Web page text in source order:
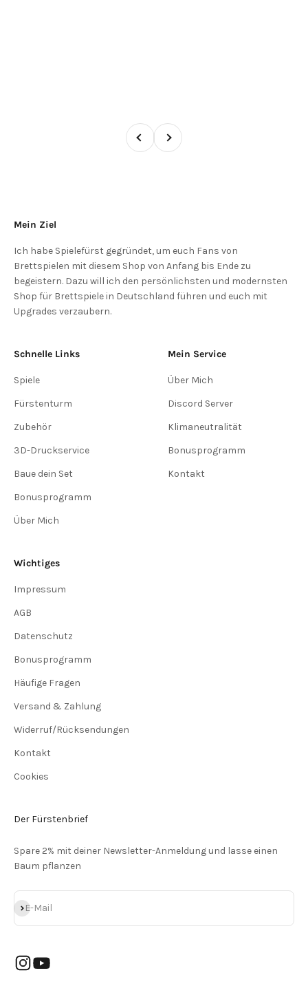
ZurückVor
Mein Ziel
Ich habe Spielefürst gegründet, um euch Fans von
Brettspielen mit diesem Shop von Anfang bis Ende zu
begeistern. Dazu will ich den persönlichsten und modernsten
Shop für Brettspiele in Deutschland führen und euch mit
Upgrades verzaubern.
Schnelle Links
Spiele
Fürstenturm
Zubehör
3D-Druckservice
Baue dein Set
Bonusprogramm
Über Mich
Mein Service
Über Mich
Discord Server
Klimaneutralität
Bonusprogramm
Kontakt
Wichtiges
Impressum
AGB
Datenschutz
Bonusprogramm
Häufige Fragen
Versand & Zahlung
Widerruf/Rücksendungen
Kontakt
Cookies
Der Fürstenbrief
Spare 2% mit deiner Newsletter-Anmeldung und lasse einen
Baum pflanzen
E-Mail
Abonnieren